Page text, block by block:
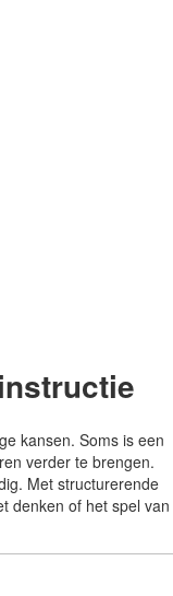
kansen. Soms is een
verder te brengen.
Met structurerende
denken of het spel van